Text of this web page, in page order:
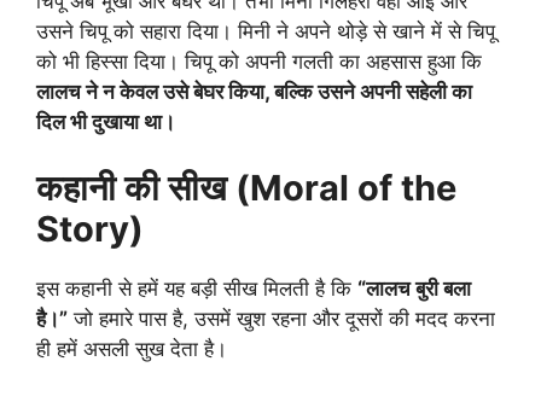
उसने चिपू को सहारा दिया। मिनी ने अपने थोड़े से खाने में से चिपू
को भी हिस्सा दिया। चिपू को अपनी गलती का अहसास हुआ कि
लालच ने न केवल उसे बेघर किया, बल्कि उसने अपनी सहेली का
दिल भी दुखाया था।
कहानी की सीख (Moral of the
Story)
इस कहानी से हमें यह बड़ी सीख मिलती है कि “लालच बुरी बला
है।” जो हमारे पास है, उसमें खुश रहना और दूसरों की मदद करना
ही हमें असली सुख देता है।